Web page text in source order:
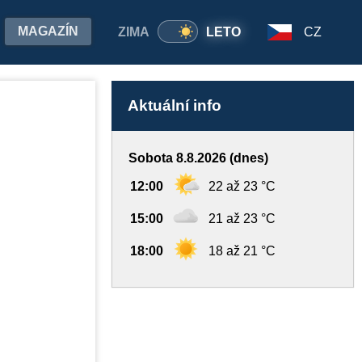
ZIMA LETO
MAGAZÍN CZ
Aktuální info
Sobota 8.8.2026 (dnes)
12:00 22 až 23 °C
15:00 21 až 23 °C
18:00 18 až 21 °C